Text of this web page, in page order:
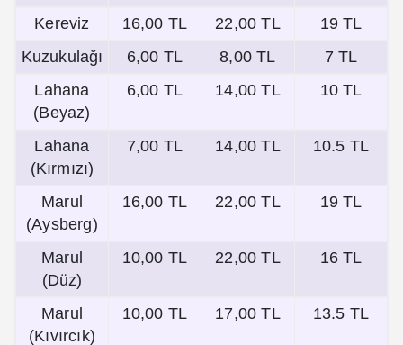
Kereviz 16,00 TL 22,00 TL
19 TL
Kuzukulağı
6,00 TL 8,00 TL
7 TL
Lahana
(Beyaz)
6,00 TL 14,00 TL 10 TL
Lahana
(Kırmızı)
7,00 TL 14,00 TL 10.5 TL
Marul
(Aysberg)
16,00 TL 22,00 TL 19 TL
Marul
(Düz)
10,00 TL 22,00 TL 16 TL
Marul
(Kıvırcık)
10,00 TL 17,00 TL 13.5 TL